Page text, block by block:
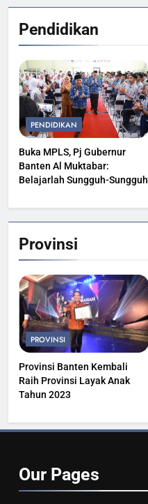
Pendidikan
PENDIDIKAN
Buka MPLS, Pj Gubernur
Banten Al Muktabar:
Belajarlah Sungguh-Sungguh
Provinsi
PROVINSI
Provinsi Banten Kembali
Raih Provinsi Layak Anak
Tahun 2023
Our Pages